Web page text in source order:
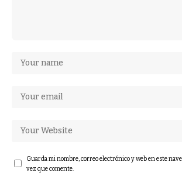
Guarda mi nombre, correo electrónico y web en este
vez que comente.